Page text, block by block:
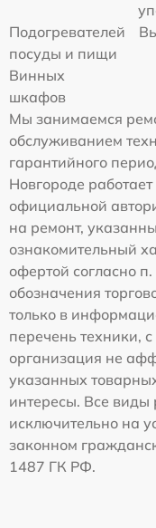
Подогревателей
посуды и пищи
Винных
шкафов
Мы занимаемся
обслуживанием
гарантийного
Новгороде
официальной
на ремонт,
ознакомительный
офертой согласно
обозначения
только в
перечень техники,
организация не
указанных
интересы. Все виды
исключительно на
законном
1487 ГК РФ.